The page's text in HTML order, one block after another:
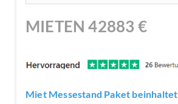
MIETEN42883 €
Miet Messestand Paket beinhaltet